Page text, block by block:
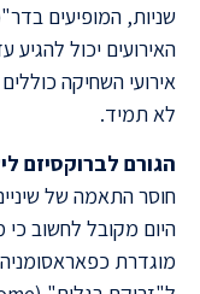
שניות, המופיעים
האירועים יכול להגיע
אירועי השחיקה
לא תמיד.
הגורם לברוקסיזם
חוסר התאמה של
היום מקובל לחשוב
מוגדרת